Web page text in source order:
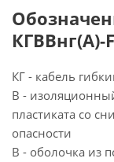
КГВВнг(А)-
КГ - кабель
В -
пластиката со
опасности
В - оболочка из